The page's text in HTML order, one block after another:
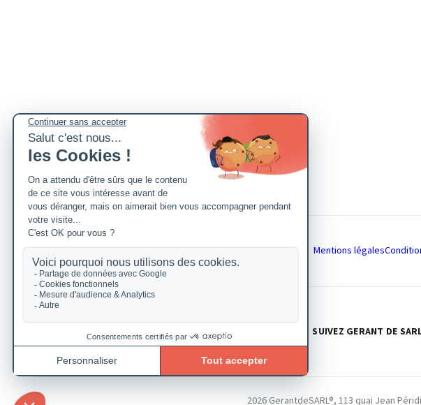
Mentions légales
SUIVEZ GERANT DE
2026 GerantdeSARL®, 113 quai Jean